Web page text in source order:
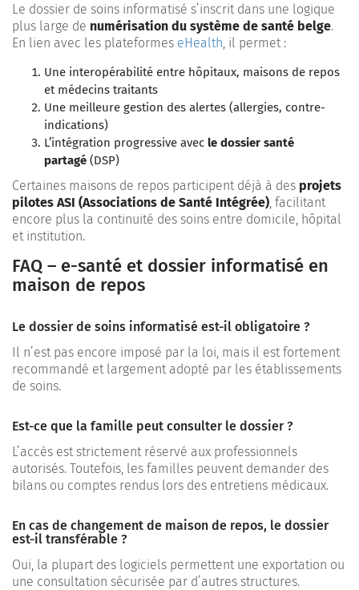
Le dossier de soins informatisé s’inscrit dans une logique
plus large de numérisation du système de santé belge.
En lien avec les plateformes eHealth, il permet :
Une interopérabilité entre hôpitaux, maisons de repos
et médecins traitants
Une meilleure gestion des alertes (allergies, contre-
indications)
L’intégration progressive avec le dossier santé
partagé (DSP)
Certaines maisons de repos participent déjà à des projets
pilotes ASI (Associations de Santé Intégrée), facilitant
encore plus la continuité des soins entre domicile, hôpital
et institution.
FAQ – e-santé et dossier informatisé en
maison de repos
Le dossier de soins informatisé est-il obligatoire ?
Il n’est pas encore imposé par la loi, mais il est fortement
recommandé et largement adopté par les établissements
de soins.
Est-ce que la famille peut consulter le dossier ?
L’accès est strictement réservé aux professionnels
autorisés. Toutefois, les familles peuvent demander des
bilans ou comptes rendus lors des entretiens médicaux.
En cas de changement de maison de repos, le dossier
est-il transférable ?
Oui, la plupart des logiciels permettent une exportation ou
une consultation sécurisée par d’autres structures.